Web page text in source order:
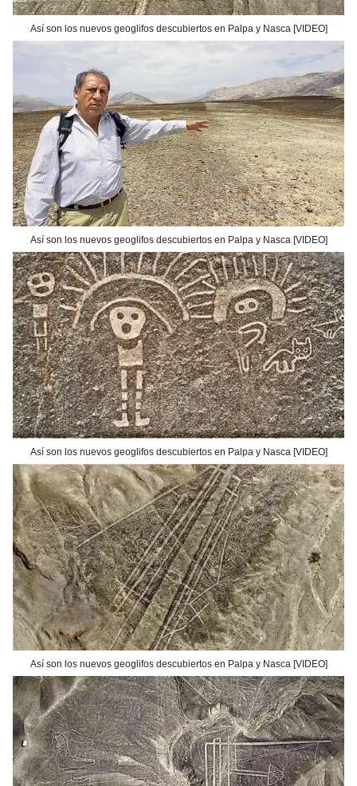
Así son los nuevos geoglifos descubiertos en Palpa y Nasca [VIDEO]
Así son los nuevos geoglifos descubiertos en Palpa y Nasca [VIDEO]
Así son los nuevos geoglifos descubiertos en Palpa y Nasca [VIDEO]
Así son los nuevos geoglifos descubiertos en Palpa y Nasca [VIDEO]